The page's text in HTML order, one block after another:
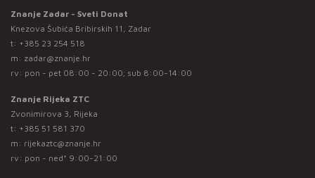
Znanje Zadar - Sveti Donat
Knezova Šubića Bribirskih 11, Zadar
t: +385 23 254 518
m: zadar@znanje.hr
rv: pon - pet 08:00 - 20:00; sub 8:00-14:00
Znanje Rijeka ZTC
Zvonimirova 3, Rijeka
t: +385 51 581 370
m: rijekaztc@znanje.hr
rv: pon - ned* 9:00-21:00